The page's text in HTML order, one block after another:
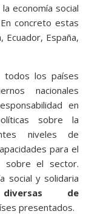
economía social
concreto estas
Ecuador, España,
los países
nacionales
en
sobre la
niveles de
para el
sobre el sector.
social y solidaria
de
presentados.